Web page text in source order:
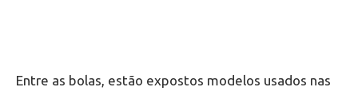
Entre as bolas, estão expostos modelos usados nas